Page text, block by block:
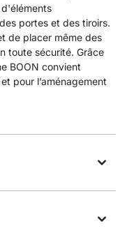
portes et des tiroirs.
de placer même des
toute sécurité. Grâce
BOON convient
pour l’aménagement